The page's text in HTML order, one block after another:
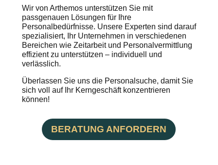
Wir von Arthemos unterstützen Sie mit
passgenauen Lösungen für Ihre
Personalbedürfnisse. Unsere Experten sind darauf
spezialisiert, Ihr Unternehmen in verschiedenen
Bereichen wie Zeitarbeit und Personalvermittlung
effizient zu unterstützen – individuell und
verlässlich.
Überlassen Sie uns die Personalsuche, damit Sie
sich voll auf Ihr Kerngeschäft konzentrieren
können!
BERATUNG ANFORDERN